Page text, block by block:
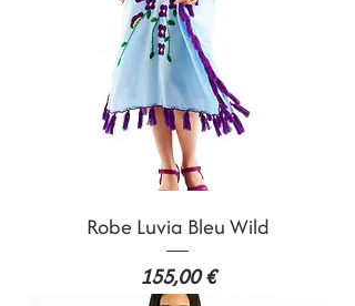
Robe Luvia Bleu Wild
Prix
155,00 €